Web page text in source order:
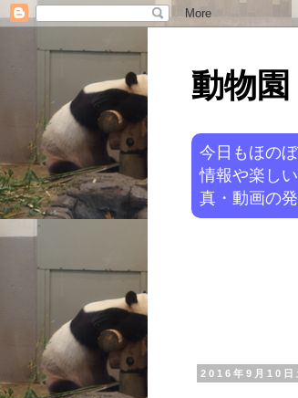
動物
今日もほの
情報や楽し
真・動画の
2016年9月10日